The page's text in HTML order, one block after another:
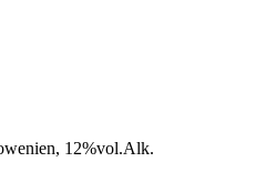
12%vol.Alk.